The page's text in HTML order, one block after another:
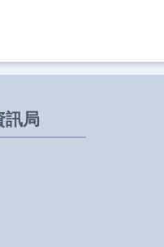
訊局